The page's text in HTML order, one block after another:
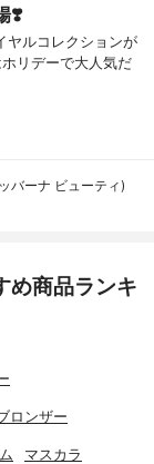
❣️
ヤルコレクションが
リデーで大人気だ
バーナ ビューティ)
め商品ランキ
ロンザー
マスカラ